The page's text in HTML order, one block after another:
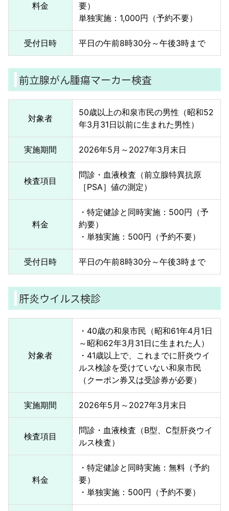
料金
要）
単独実施：1,000円（予約不要）
受付日時 平日の午前8時30分～午後3時まで
前立腺がん腫瘍マーカー検査
対象者
50歳以上の和泉市民の男性（昭和52
年3月31日以前に生まれた男性）
実施期間 2026年5月～2027年3月末日
検査項目
問診・血液検査（前立腺特異抗原
［PSA］値の測定）
料金
・特定健診と同時実施：500円（予
約要）
・単独実施：500円（予約不要）
受付日時 平日の午前8時30分～午後3時まで
肝炎ウイルス検診
対象者
・40歳の和泉市民（昭和61年4月1日
～昭和62年3月31日に生まれた人）
・41歳以上で、これまでに肝炎ウイ
ルス検診を受けていない和泉市民
（クーポン券又は受診券が必要）
実施期間 2026年5月～2027年3月末日
検査項目
問診・血液検査（B型、C型肝炎ウイ
ルス検査）
料金
・特定健診と同時実施：無料（予約
要）
・単独実施：500円（予約不要）